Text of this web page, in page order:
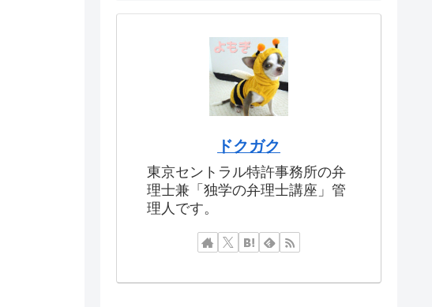
ドクガク
東京セントラル特許事務所の弁
理士兼「独学の弁理士講座」管
理人です。